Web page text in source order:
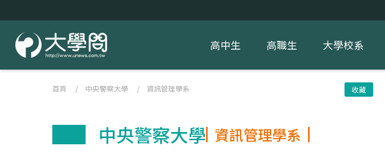
高中生 高職生 大學校系
首頁 / 中央警察大學 / 資訊管理學系 收藏
中央警察大學 資訊管理學系